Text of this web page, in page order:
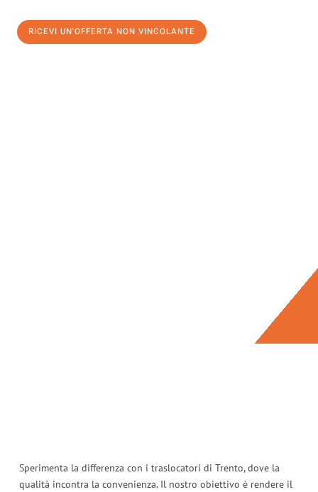
RICEVI UN'OFFERTA NON VINCOLANTE
Sperimenta la differenza con i traslocatori di Trento, dove la
qualità incontra la convenienza. Il nostro obiettivo è rendere il